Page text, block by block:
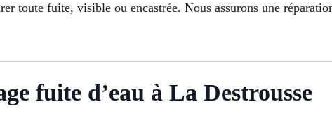
toute fuite, visible ou encastrée. Nous assurons une
fuite d’eau à La Destrousse